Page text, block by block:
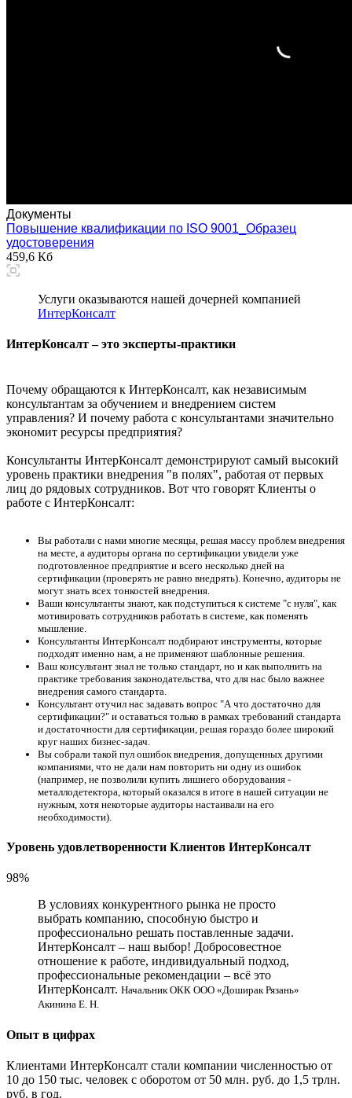
Документы
Повышение квалификации по ISO 9001_Образец
удостоверения
459,6 Кб
Услуги оказываются нашей дочерней компанией
ИнтерКонсалт
ИнтерКонсалт – это эксперты-практики
Почему обращаются к ИнтерКонсалт, как независимым
консультантам за обучением и внедрением систем
управления? И почему работа с консультантами значительно
экономит ресурсы предприятия?
Консультанты ИнтерКонсалт демонстрируют самый высокий
уровень практики внедрения "в полях", работая от первых
лиц до рядовых сотрудников. Вот что говорят Клиенты о
работе с ИнтерКонсалт:
Вы работали с нами многие месяцы, решая массу проблем внедрения
на месте, а аудиторы органа по сертификации увидели уже
подготовленное предприятие и всего несколько дней на
сертификации (проверять не равно внедрять). Конечно, аудиторы не
могут знать всех тонкостей внедрения.
Ваши консультанты знают, как подступиться к системе "с нуля", как
мотивировать сотрудников работать в системе, как поменять
мышление.
Консультанты ИнтерКонсалт подбирают инструменты, которые
подходят именно нам, а не применяют шаблонные решения.
Ваш консультант знал не только стандарт, но и как выполнить на
практике требования законодательства, что для нас было важнее
внедрения самого стандарта.
Консультант отучил нас задавать вопрос "А что достаточно для
сертификации?" и оставаться только в рамках требований стандарта
и достаточности для сертификации, решая гораздо более широкий
круг наших бизнес-задач.
Вы собрали такой пул ошибок внедрения, допущенных другими
компаниями, что не дали нам повторить ни одну из ошибок
(например, не позволили купить лишнего оборудования -
металлодетектора, который оказался в итоге в нашей ситуации не
нужным, хотя некоторые аудиторы настаивали на его
необходимости).
Уровень удовлетворенности Клиентов ИнтерКонсалт
98%
В условиях конкурентного рынка не просто
выбрать компанию, способную быстро и
профессионально решать поставленные задачи.
ИнтерКонсалт – наш выбор! Добросовестное
отношение к работе, индивидуальный подход,
профессиональные рекомендации – всё это
ИнтерКонсалт. Начальник ОКК ООО «Доширак Рязань»
Акинина Е. Н.
Опыт в цифрах
Клиентами ИнтерКонсалт стали компании численностью от
10 до 150 тыс. человек с оборотом от 50 млн. руб. до 1,5 трлн.
руб. в год.